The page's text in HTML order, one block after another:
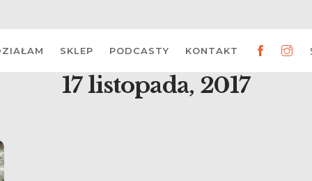
SKLEP PODCASTY KONTAKT
17 listopada, 2017